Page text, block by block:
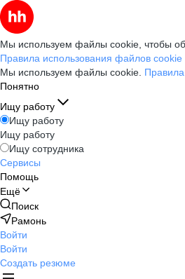
Мы используем файлы cookie, чтобы
Правила использования файлов cookie
Мы используем файлы cookie.
Понятно
Ищу работу
Ищу работу
Ищу работу
Ищу сотрудника
Сервисы
Помощь
Ещё
Поиск
Рамонь
Войти
Войти
Создать резюме